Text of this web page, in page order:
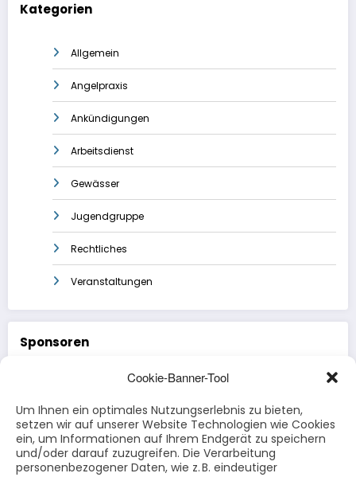
Cookie-Banner-Tool
Um Ihnen ein optimales Nutzungserlebnis zu bieten,
setzen wir auf unserer Website Technologien wie Cookies
ein, um Informationen auf Ihrem Endgerät zu speichern
und/oder darauf zuzugreifen. Die Verarbeitung
personenbezogener Daten, wie z. B. eindeutiger
Kategorien
Allgemein
Angelpraxis
Ankündigungen
Arbeitsdienst
Gewässer
Jugendgruppe
Rechtliches
Veranstaltungen
Sponsoren
Schreinerei Eichholz
Hörgeräte Rode
Rewemarkt Fuldatal